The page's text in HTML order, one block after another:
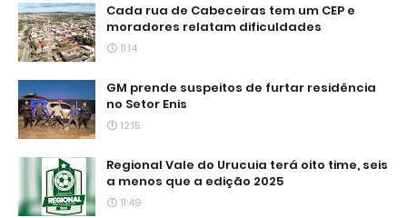
Cada rua de Cabeceiras tem um CEP e
moradores relatam dificuldades
11:14
GM prende suspeitos de furtar residência
no Setor Enis
12:15
Regional Vale do Urucuia terá oito time, seis
a menos que a edição 2025
11:49